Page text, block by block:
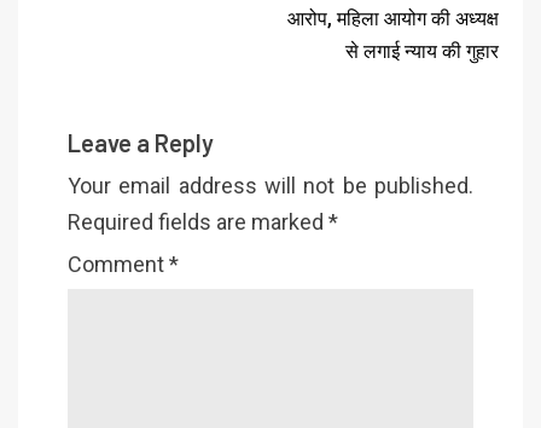
आरोप, महिला आयोग की अध्यक्ष
से लगाई न्याय की गुहार
Leave a Reply
Your email address will not be published.
Required fields are marked *
Comment*